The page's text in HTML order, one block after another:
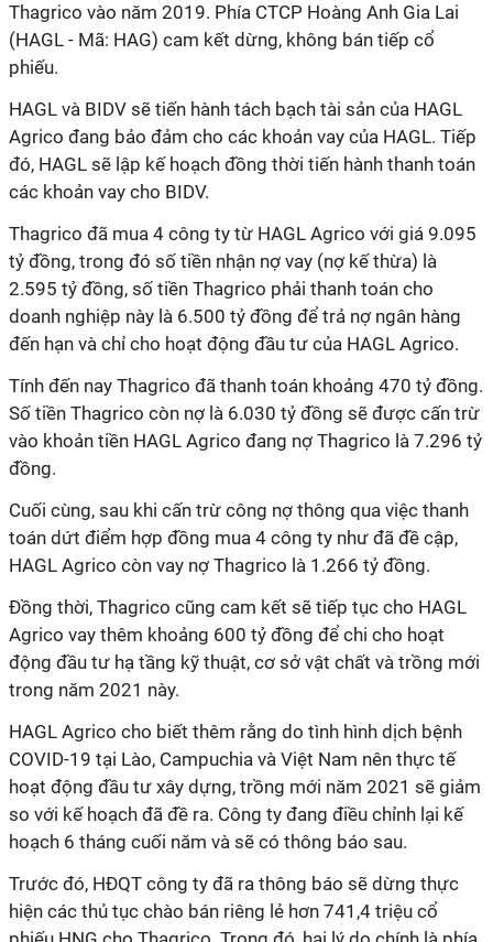
Thagrico vào năm 2019. Phía CTCP Hoàng Anh Gia Lai
(HAGL - Mã: HAG) cam kết dừng, không bán tiếp cổ
phiếu.
HAGL và BIDV sẽ tiến hành tách bạch tài sản của HAGL
Agrico đang bảo đảm cho các khoản vay của HAGL. Tiếp
đó, HAGL sẽ lập kế hoạch đồng thời tiến hành thanh toán
các khoản vay cho BIDV.
Thagrico đã mua 4 công ty từ HAGL Agrico với giá 9.095
tỷ đồng, trong đó số tiền nhận nợ vay (nợ kế thừa) là
2.595 tỷ đồng, số tiền Thagrico phải thanh toán cho
doanh nghiệp này là 6.500 tỷ đồng để trả nợ ngân hàng
đến hạn và chỉ cho hoạt động đầu tư của HAGL Agrico.
Tính đến nay Thagrico đã thanh toán khoảng 470 tỷ đồng.
Số tiền Thagrico còn nợ là 6.030 tỷ đồng sẽ được cấn trừ
vào khoản tiền HAGL Agrico đang nợ Thagrico là 7.296 tỷ
đồng.
Cuối cùng, sau khi cấn trừ công nợ thông qua việc thanh
toán dứt điểm hợp đồng mua 4 công ty như đã đề cập,
HAGL Agrico còn vay nợ Thagrico là 1.266 tỷ đồng.
Đồng thời, Thagrico cũng cam kết sẽ tiếp tục cho HAGL
Agrico vay thêm khoảng 600 tỷ đồng để chi cho hoạt
động đầu tư hạ tầng kỹ thuật, cơ sở vật chất và trồng mới
trong năm 2021 này.
HAGL Agrico cho biết thêm rằng do tình hình dịch bệnh
COVID-19 tại Lào, Campuchia và Việt Nam nên thực tế
hoạt động đầu tư xây dựng, trồng mới năm 2021 sẽ giảm
so với kế hoạch đã đề ra. Công ty đang điều chỉnh lại kế
hoạch 6 tháng cuối năm và sẽ có thông báo sau.
Trước đó, HĐQT công ty đã ra thông báo sẽ dừng thực
hiện các thủ tục chào bán riêng lẻ hơn 741,4 triệu cổ